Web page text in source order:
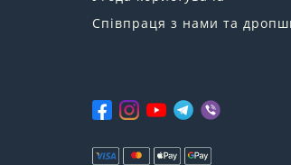
Співпраця з нами та